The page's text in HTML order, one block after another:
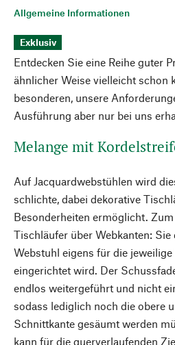
Allgemeine Informationen
Exklusiv
Entdecken Sie eine Reihe guter
ähnlicher Weise vielleicht schon
besonderen, unsere
Ausführung aber nur bei uns
Melange mit
Auf Jacquardwebstühlen wird
schlichte, dabei dekorative
Besonderheiten ermöglicht.
Tischläufer über Webkanten: Sie
Webstuhl eigens für die
eingerichtet wird. Der
endlos weitergeführt und nicht
sodass lediglich noch die obere
Schnittkante gesäumt werden
kann für die querverlaufenden